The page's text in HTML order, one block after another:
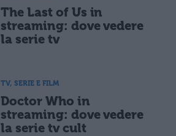
The Last of Us in
streaming: dove vedere
la serie tv
TV, SERIE E FILM
Doctor Who in
streaming: dove vedere
la serie tv cult